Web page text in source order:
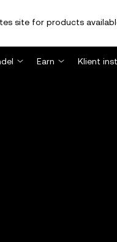
site for products
Earn Klient